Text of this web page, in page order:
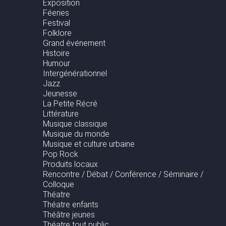
Exposition
Féeries
Festival
Folklore
Grand événement
Histoire
Humour
Intergénérationnel
Jazz
Jeunesse
La Petite Récré
Littérature
Musique classique
Musique du monde
Musique et culture urbaine
Pop Rock
Produits locaux
Rencontre / Débat / Conférence / Séminaire /
Colloque
Théatre
Théatre enfants
Théâtre jeunes